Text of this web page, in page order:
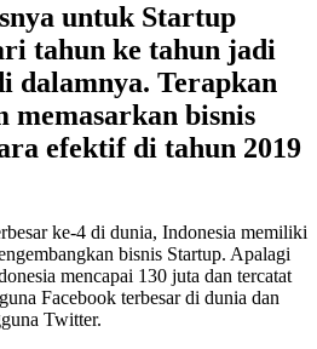
untuk Startup
tahun ke tahun jadi
dalamnya. Terapkan
bisnis
efektif di tahun 2019
ke-4 di dunia, Indonesia memiliki
bisnis Startup. Apalagi
mencapai 130 juta dan tercatat
Facebook terbesar di dunia dan
Twitter.